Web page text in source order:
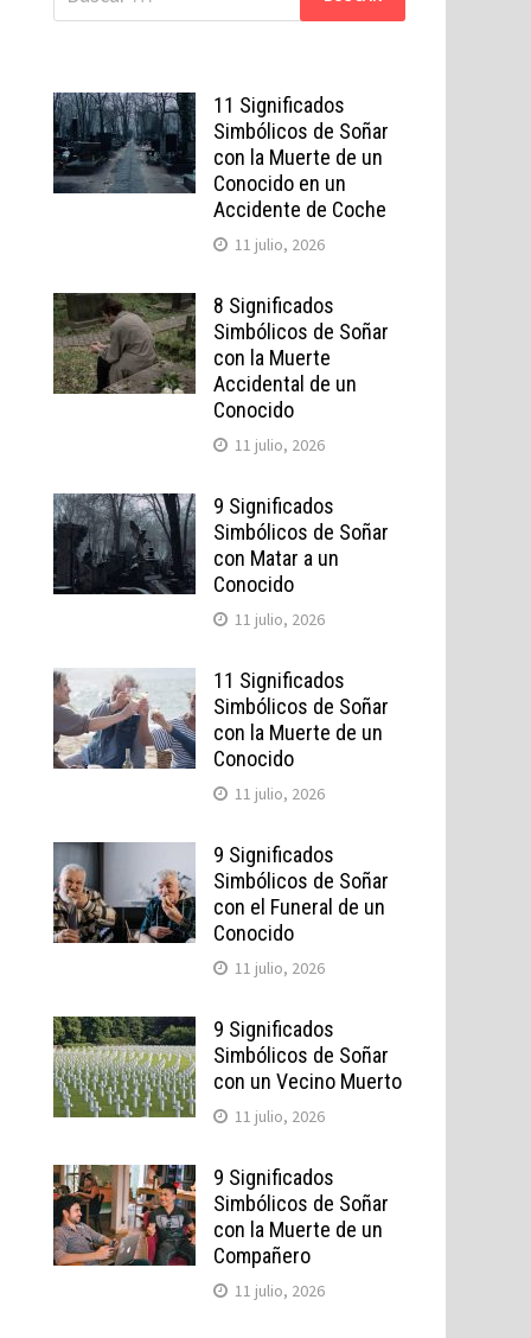
11 Significados
Simbólicos de Soñar
con la Muerte de un
Conocido en un
Accidente de Coche
11 julio, 2026
8 Significados
Simbólicos de Soñar
con la Muerte
Accidental de un
Conocido
11 julio, 2026
9 Significados
Simbólicos de Soñar
con Matar a un
Conocido
11 julio, 2026
11 Significados
Simbólicos de Soñar
con la Muerte de un
Conocido
11 julio, 2026
9 Significados
Simbólicos de Soñar
con el Funeral de un
Conocido
11 julio, 2026
9 Significados
Simbólicos de Soñar
con un Vecino Muerto
11 julio, 2026
9 Significados
Simbólicos de Soñar
con la Muerte de un
Compañero
11 julio, 2026